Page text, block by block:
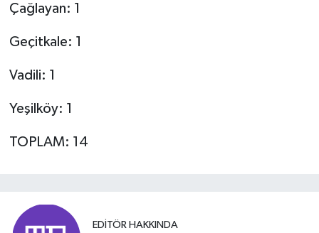
Çağlayan: 1
Geçitkale: 1
Vadili: 1
Yeşilköy: 1
TOPLAM: 14
EDITÖR HAKKINDA